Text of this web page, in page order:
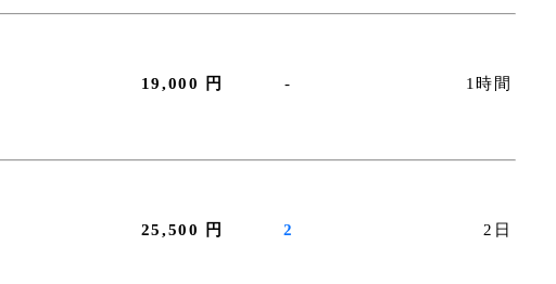
19,000 円 - 1時間
25,500 円 2 2日